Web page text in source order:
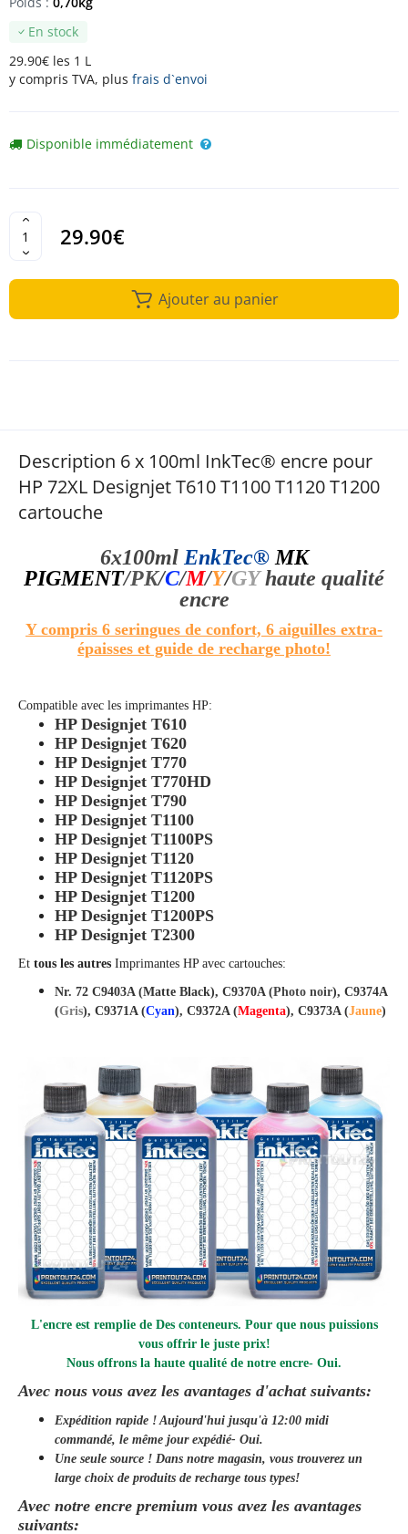
En stock
29.90€ les 1 L
y compris TVA, plus frais d`envoi
Disponible immédiatement
29.90€
Ajouter au panier
Description 6 x 100ml InkTec® encre pour
HP 72XL Designjet T610 T1100 T1120 T1200
cartouche
6x100ml EnkTec® MK
PIGMENT/PK/C/M/Y/GY haute qualité
encre
Y compris 6 seringues de confort, 6 aiguilles extra-
épaisses et guide de recharge photo!
Compatible avec les imprimantes HP:
HP Designjet T610
HP Designjet T620
HP Designjet T770
HP Designjet T770HD
HP Designjet T790
HP Designjet T1100
HP Designjet T1100PS
HP Designjet T1120
HP Designjet T1120PS
HP Designjet T1200
HP Designjet T1200PS
HP Designjet T2300
Et tous les autres Imprimantes HP avec cartouches:
Nr. 72 C9403A (Matte Black), C9370A (Photo noir), C9374A
(Gris), C9371A (Cyan), C9372A (Magenta), C9373A (Jaune)
L'encre est remplie de Des conteneurs. Pour que nous puissions
vous offrir le juste prix!
Nous offrons la haute qualité de notre encre- Oui.
Avec nous vous avez les avantages d'achat suivants:
Expédition rapide ! Aujourd'hui jusqu'à 12:00 midi
commandé, le même jourexpédié- Oui.
Une seule source ! Dans notre magasin, vous trouverez un
large choix de produits de recharge tous types!
Avec notre encre premium vous avez les avantages
suivants: